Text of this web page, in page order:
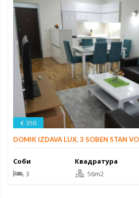
€ 350
DOMIK IZDAVA LUX. 3 SOBEN STAN
Соби
3
Квадратура
56m2